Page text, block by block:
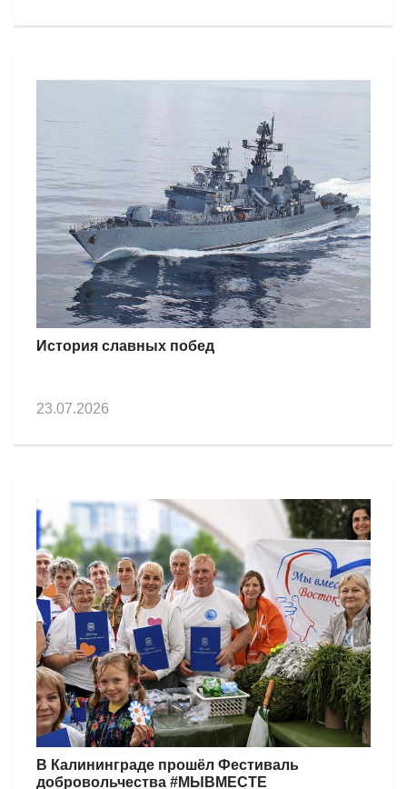
История славных побед
23.07.2026
В Калининграде прошёл Фестиваль
добровольчества #МЫВМЕСТЕ